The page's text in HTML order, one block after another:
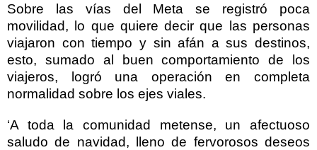
Sobre las vías del Meta se registró poca
movilidad, lo que quiere decir que las personas
viajaron con tiempo y sin afán a sus destinos,
esto, sumado al buen comportamiento de los
viajeros, logró una operación en completa
normalidad sobre los ejes viales.
‘A toda la comunidad metense, un afectuoso
saludo de navidad, lleno de fervorosos deseos